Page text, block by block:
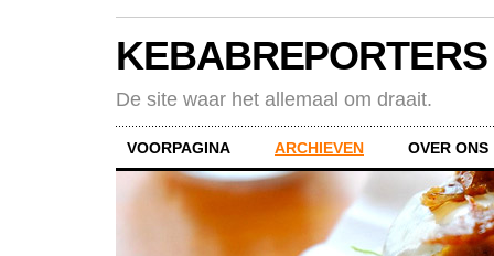
KEBABREPORTERS
De site waar het allemaal om draait.
VOORPAGINA ARCHIEVEN OVER ONS